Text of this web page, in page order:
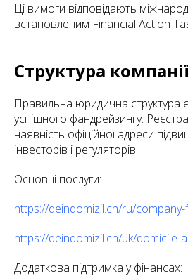
Ці вимоги відповідають
встановленим Financial Action
Структура
Правильна юридична структура
успішного фандрейзингу.
наявність офіційної адреси
інвесторів і регуляторів.
Основні послуги:
https://deindomizil.ch/ru/
https://deindomizil.ch/uk/domicile-
Додаткова підтримка у фінансах: